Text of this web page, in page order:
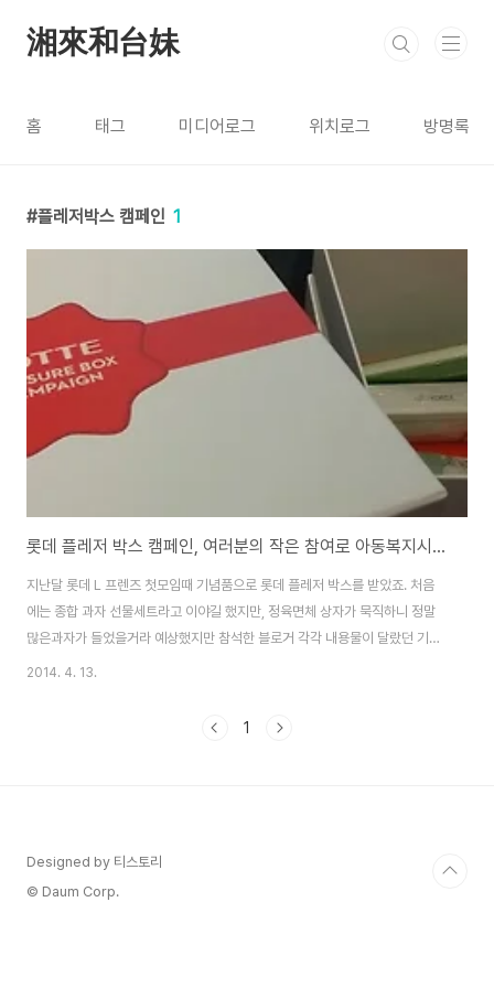
湘來和台妹
홈 태그 미디어로그 위치로그 방명록
플레저박스 캠페인 1
롯데 플레저 박스 캠페인, 여러분의 작은 참여로 아동복지시설 어린이들에게 선물을
지난달 롯데 L 프렌즈 첫모임때 기념품으로 롯데 플레저 박스를 받았죠. 처음
에는 종합 과자 선물세트라고 이야길 했지만, 정육면체 상자가 묵직하니 정말
많은과자가 들었을거라 예상했지만 참석한 블로거 각각 내용물이 달랐던 기억
이 나네요. 그러던 중 롯데에서 빈곤아동, 다문화가정, 조손가정아동까지, 정말
번에는 아동복지시설에 보드게임, 치료놀이, 운동용품이 담긴 플레저 박스를
2014. 4. 13.
1
Designed by 티스토리
© Daum Corp.